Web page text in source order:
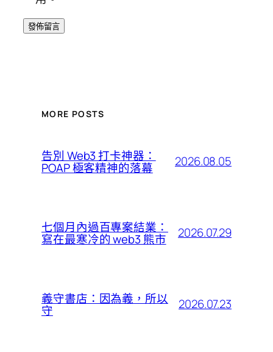
MORE POSTS
告別 Web3 打卡神器：
POAP 極客精神的落幕 2026.08.05
七個月內過百專案結業：
寫在最寒冷的 web3 熊市 2026.07.29
義守書店：因為義，所以
守 2026.07.23